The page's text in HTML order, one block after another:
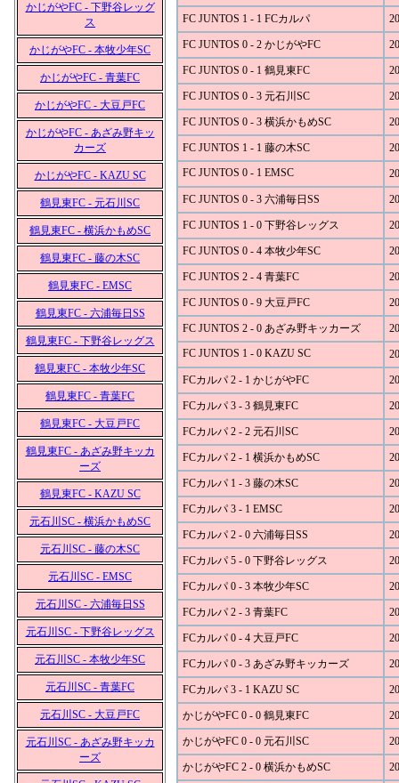
かじがやFC - 下野谷レッグ
ス
かじがやFC - 本牧少年SC
かじがやFC - 青葉FC
かじがやFC - 大豆戸FC
かじがやFC - あざみ野キッ
カーズ
かじがやFC - KAZU SC
鶴見東FC - 元石川SC
鶴見東FC - 横浜かもめSC
鶴見東FC - 藤の木SC
鶴見東FC - EMSC
鶴見東FC - 六浦毎日SS
鶴見東FC - 下野谷レッグス
鶴見東FC - 本牧少年SC
鶴見東FC - 青葉FC
鶴見東FC - 大豆戸FC
鶴見東FC - あざみ野キッカ
ーズ
鶴見東FC - KAZU SC
元石川SC - 横浜かもめSC
元石川SC - 藤の木SC
元石川SC - EMSC
元石川SC - 六浦毎日SS
元石川SC - 下野谷レッグス
元石川SC - 本牧少年SC
元石川SC - 青葉FC
元石川SC - 大豆戸FC
元石川SC - あざみ野キッカ
ーズ
FC JUNTOS 1 - 1 FCカルパ
FC JUNTOS 0 - 2 かじがやFC
FC JUNTOS 0 - 1 鶴見東FC
FC JUNTOS 0 - 3 元石川SC
FC JUNTOS 0 - 3 横浜かもめSC
FC JUNTOS 1 - 1 藤の木SC
FC JUNTOS 0 - 1 EMSC
FC JUNTOS 0 - 3 六浦毎日SS
FC JUNTOS 1 - 0 下野谷レッグス
FC JUNTOS 0 - 4 本牧少年SC
FC JUNTOS 2 - 4 青葉FC
FC JUNTOS 0 - 9 大豆戸FC
FC JUNTOS 2 - 0 あざみ野キッカーズ
FC JUNTOS 1 - 0 KAZU SC
FCカルパ 2 - 1 かじがやFC
FCカルパ 3 - 3 鶴見東FC
FCカルパ 2 - 2 元石川SC
FCカルパ 2 - 1 横浜かもめSC
FCカルパ 1 - 3 藤の木SC
FCカルパ 3 - 1 EMSC
FCカルパ 2 - 0 六浦毎日SS
FCカルパ 5 - 0 下野谷レッグス
FCカルパ 0 - 3 本牧少年SC
FCカルパ 2 - 3 青葉FC
FCカルパ 0 - 4 大豆戸FC
FCカルパ 0 - 3 あざみ野キッカーズ
FCカルパ 3 - 1 KAZU SC
かじがやFC 0 - 0 鶴見東FC
かじがやFC 0 - 0 元石川SC
かじがやFC 2 - 0 横浜かもめSC